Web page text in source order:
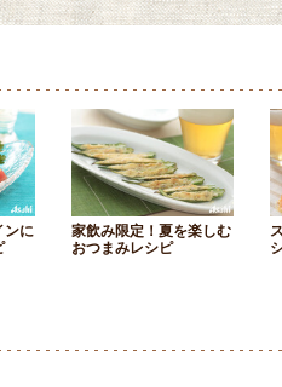
ンに
家飲み限定！夏を楽しむ
おつまみレシピ